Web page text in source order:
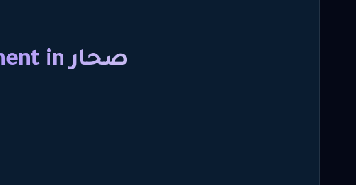
- Domestic Worker Recruitment in صحار